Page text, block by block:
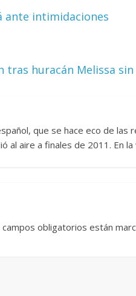
ante intimidaciones
tras huracán Melissa
que se hace eco de las
al aire a finales de 2011. En
campos obligatorios están